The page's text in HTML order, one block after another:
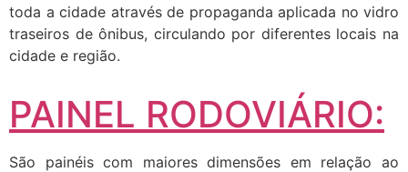
toda a cidade através de propaganda aplicada no vidro
traseiros de ônibus, circulando por diferentes locais na
cidade e região.
PAINEL RODOVIÁRIO:
São painéis com maiores dimensões em relação ao